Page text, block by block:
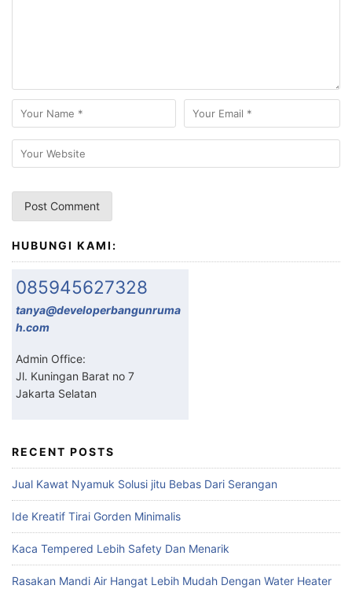
HUBUNGI KAMI:
085945627328
tanya@developerbangunruma
h.com
Admin Office:
Jl. Kuningan Barat no 7
Jakarta Selatan
RECENT POSTS
Jual Kawat Nyamuk Solusi jitu Bebas Dari Serangan
Ide Kreatif Tirai Gorden Minimalis
Kaca Tempered Lebih Safety Dan Menarik
Rasakan Mandi Air Hangat Lebih Mudah Dengan Water Heater